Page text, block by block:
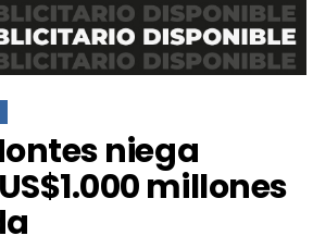
niega
millones